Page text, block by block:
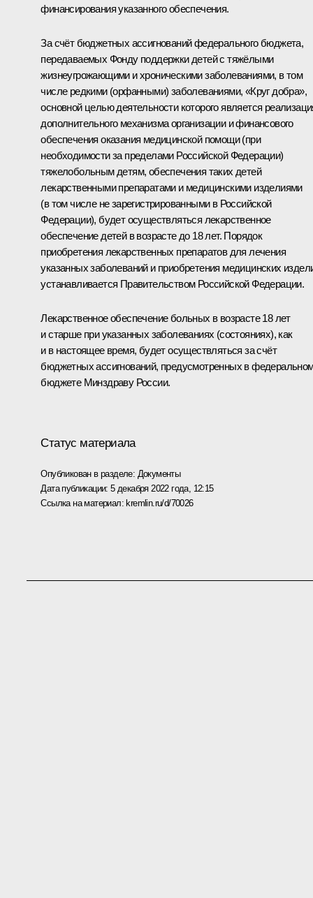
финансирования указанного обеспечения.
За счёт бюджетных ассигнований федерального бюджета,
передаваемых Фонду поддержки детей с тяжёлыми
жизнеугрожающими и хроническими заболеваниями, в том
числе редкими (орфанными) заболеваниями, «Круг добра»,
основной целью деятельности которого является
дополнительного механизма организации и финансового
обеспечения оказания медицинской помощи (при
необходимости за пределами Российской Федерации)
тяжелобольным детям, обеспечения таких детей
лекарственными препаратами и медицинскими изделиями
(в том числе не зарегистрированными в Российской
Федерации), будет осуществляться лекарственное
обеспечение детей в возрасте до 18 лет. Порядок
приобретения лекарственных препаратов для лечения
указанных заболеваний и приобретения медицинских
устанавливается Правительством Российской Федерации.
Лекарственное обеспечение больных в возрасте 18 лет
и старше при указанных заболеваниях (состояниях), как
и в настоящее время, будет осуществляться за счёт
бюджетных ассигнований, предусмотренных в
бюджете Минздраву России.
Статус материала
Опубликован в разделе: Документы
Дата публикации:5 декабря 2022 года, 12:15
Ссылка на материал: kremlin.ru/d/70026